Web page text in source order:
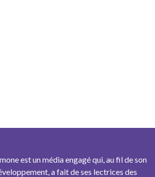
est un média engagé qui, au fil de son
a fait de ses lectrices des